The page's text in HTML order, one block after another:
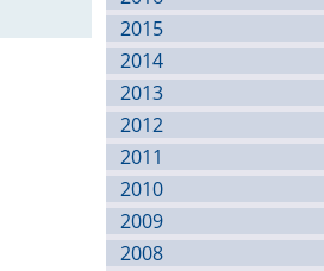
2015
2014
2013
2012
2011
2010
2009
2008